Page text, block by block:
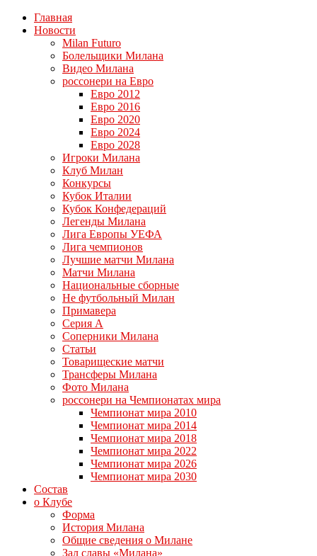
Главная
Новости
Milan Futuro
Болельщики Милана
Видео Милана
россонери на Евро
Евро 2012
Евро 2016
Евро 2020
Евро 2024
Евро 2028
Игроки Милана
Клуб Милан
Конкурсы
Кубок Италии
Кубок Конфедераций
Легенды Милана
Лига Европы УЕФА
Лига чемпионов
Лучшие матчи Милана
Матчи Милана
Национальные сборные
Не футбольный Милан
Примавера
Серия А
Соперники Милана
Статьи
Товарищеские матчи
Трансферы Милана
Фото Милана
россонери на Чемпионатах мира
Чемпионат мира 2010
Чемпионат мира 2014
Чемпионат мира 2018
Чемпионат мира 2022
Чемпионат мира 2026
Чемпионат мира 2030
Состав
о Клубе
Форма
История Милана
Общие сведения о Милане
Зал славы «Милана»